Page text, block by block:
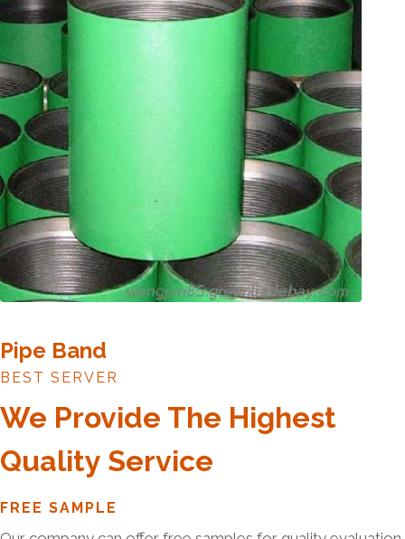
Pipe Band
BEST SERVER
We Provide The Highest
Quality Service
FREE SAMPLE